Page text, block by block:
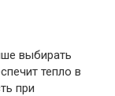
выбирать
тепло в
при